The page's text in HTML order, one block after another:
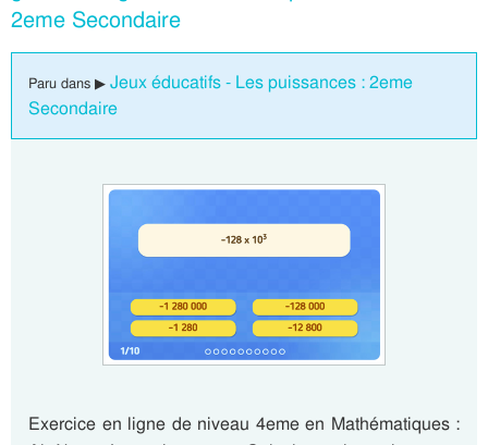
2eme Secondaire
Paru dans ▶ Jeux éducatifs - Les puissances : 2eme
Secondaire
Exercice en ligne de niveau 4eme en Mathématiques :